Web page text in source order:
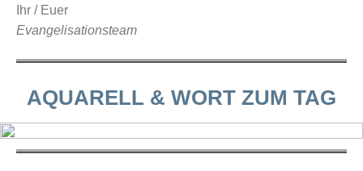
Ihr / Euer
Evangelisationsteam
AQUARELL & WORT ZUM TAG